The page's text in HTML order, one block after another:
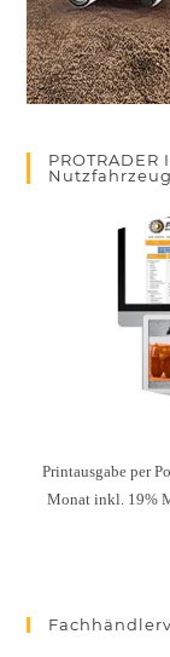
Printausgabe per
Monat inkl. 19%